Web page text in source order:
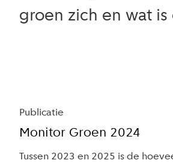
groen zich en wat
in dit
Monitor Groen 2024
Publicatie
Tussen 2023 en 2025 is de